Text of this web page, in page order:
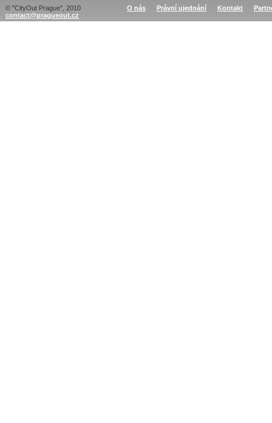
© "CityOut Prague", 2010
contact@pragueout.cz
O nás Právní ujednání Kontakt